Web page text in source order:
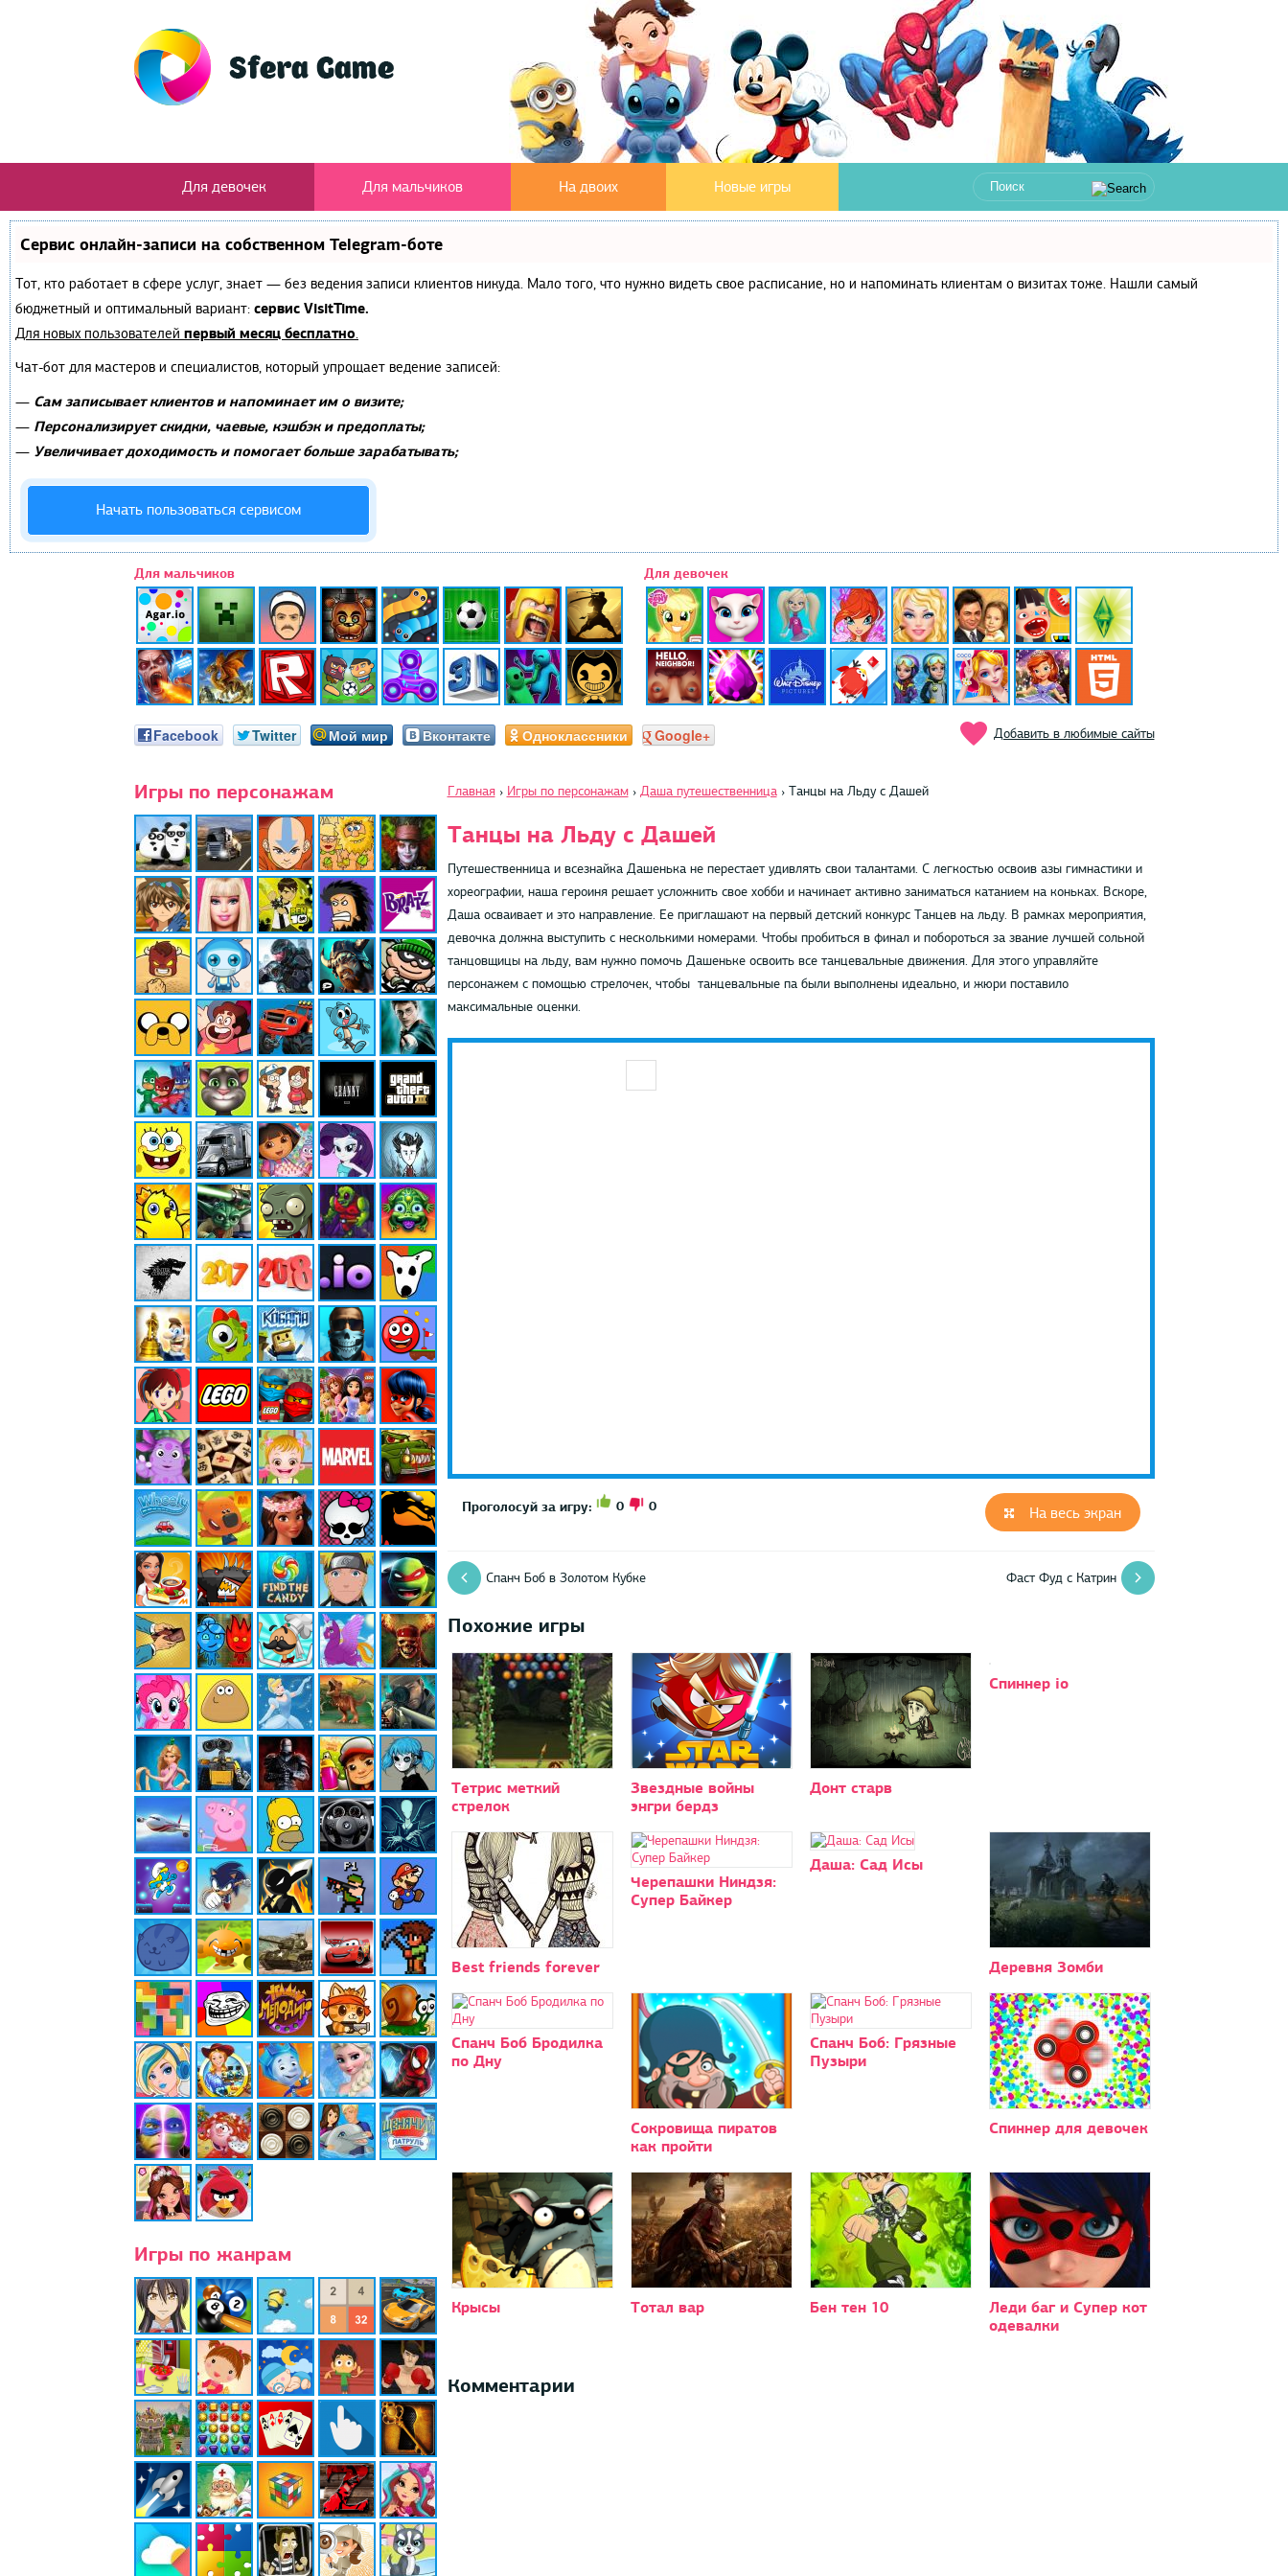
Для девочек Для мальчиков На двоих Новые игры
Сервис онлайн-записи на собственном Telegram-боте
Тот, кто работает в сфере услуг, знает — без ведения записи клиентов никуда. Мало того, что нужно видеть свое расписание, но и напоминать клиентам о визитах тоже. Нашли самый
бюджетный и оптимальный вариант: сервис VisitTime.
Для новых пользователей первый месяц бесплатно.
Чат-бот для мастеров и специалистов, который упрощает ведение записей:
— Сам записывает клиентов и напоминает им о визите;
— Персонализирует скидки, чаевые, кэшбэк и предоплаты;
— Увеличивает доходимость и помогает больше зарабатывать;
Начать пользоваться сервисом
Для мальчиков Для девочек
Facebook Twitter Мой мир Вконтакте Одноклассники Google+ Добавить в любимые сайты
Игры по персонажам
Игры по жанрам
Главная › Игры по персонажам › Даша путешественница › Танцы на Льду с Дашей
Танцы на Льду с Дашей
Путешественница и всезнайка Дашенька не перестает удивлять свои талантами. С легкостью освоив азы гимнастики и
хореографии, наша героиня решает усложнить свое хобби и начинает активно заниматься катанием на коньках. Вскоре,
Даша осваивает и это направление. Ее приглашают на первый детский конкурс Танцев на льду. В рамках мероприятия,
девочка должна выступить с несколькими номерами. Чтобы пробиться в финал и побороться за звание лучшей сольной
танцовщицы на льду, вам нужно помочь Дашеньке освоить все танцевальные движения. Для этого управляйте
персонажем с помощью стрелочек, чтобы танцевальные па были выполнены идеально, и жюри поставило
максимальные оценки.
На весь экран
Проголосуй за игру: 0 0
Спанч Боб в Золотом Кубке Фаст Фуд с Катрин
Похожие игры
Тетрис меткий
стрелок
Звездные войны
энгри бердз
Донт старв
Спиннер io
Best friends forever
Черепашки Ниндзя:
Супер Байкер
Даша: Сад Исы
Деревня Зомби
Спанч Боб Бродилка
по Дну
Сокровища пиратов
как пройти
Спанч Боб: Грязные
Пузыри
Спиннер для девочек
Крысы Тотал вар Бен тен 10
Леди баг и Супер кот
одевалки
Комментарии